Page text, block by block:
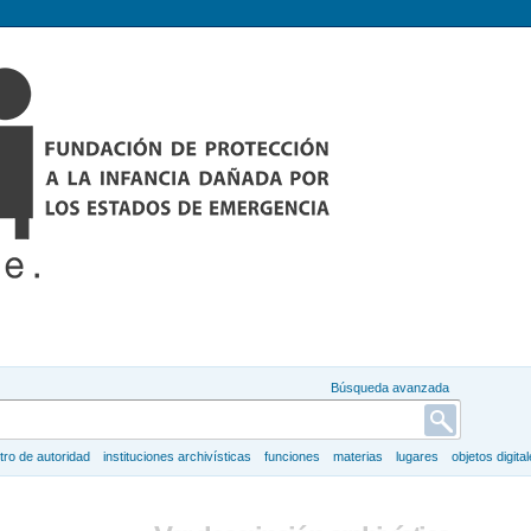
Búsqueda avanzada
de autoridad instituciones archivísticas funciones materias lugares objetos